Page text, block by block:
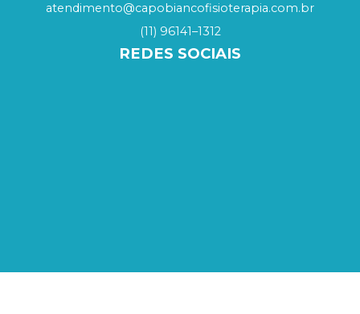
atendimento@capobiancofisioterapia.com.br
(11) 96141–1312
REDES SOCIAIS